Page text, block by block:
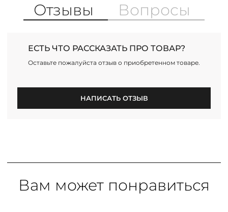
Отзывы Вопросы
ЕСТЬ ЧТО РАССКАЗАТЬ ПРО ТОВАР?
Оставьте пожалуйста отзыв о приобретенном товаре.
НАПИСАТЬ ОТЗЫВ
Вам может понравиться